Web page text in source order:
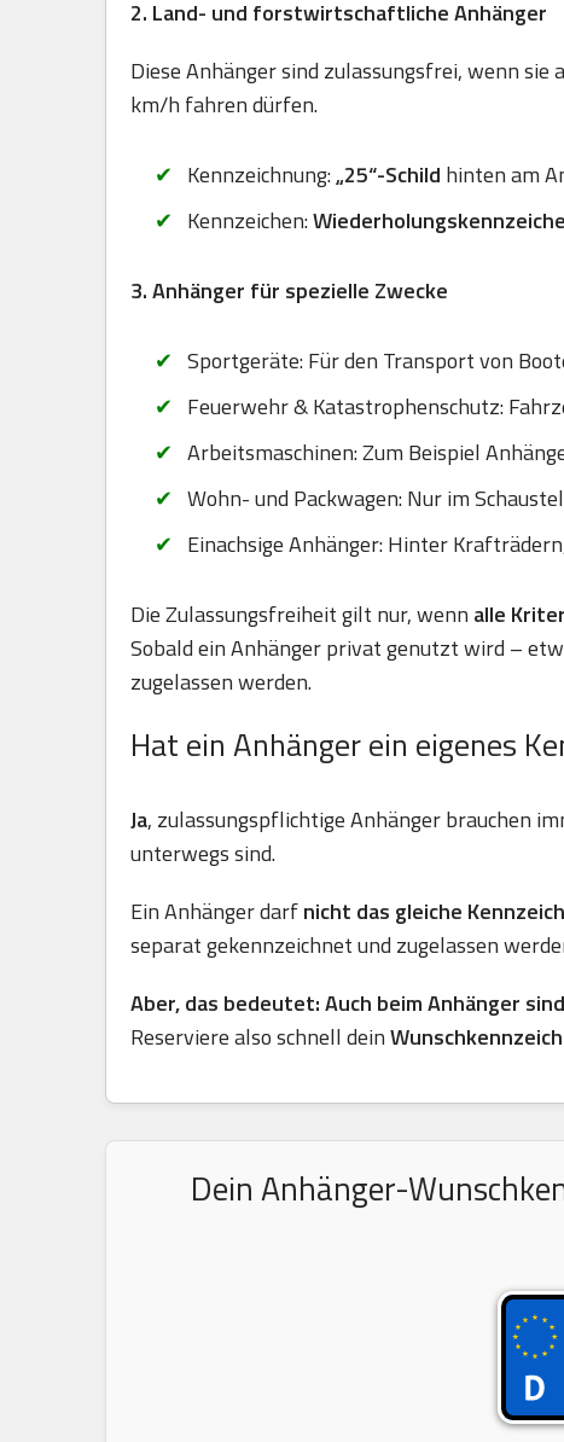
2. Land- und forstwirtschaftliche Anhänger
Diese Anhänger sind zulassungsfrei, wenn
km/h fahren dürfen.
Kennzeichnung:„25“-Schild hinten am
Kennzeichen:
3. Anhänger für spezielle Zwecke
Sportgeräte: Für den Transport von
Feuerwehr & Katastrophenschutz:
Arbeitsmaschinen: Zum Beispiel
Wohn- und Packwagen: Nur im
Einachsige Anhänger: Hinter
Die Zulassungsfreiheit gilt nur, wenn alle
Sobald ein Anhänger privat genutzt wird –
zugelassen werden.
Hat ein Anhänger ein eigenes
Ja, zulassungspflichtige Anhänger brauchen
unterwegs sind.
Ein Anhänger darfnicht das gleiche
separat gekennzeichnet und zugelassen
Aber, das bedeutet: Auch beim Anhänger
Reserviere also schnell dein
Dein Anhänger-